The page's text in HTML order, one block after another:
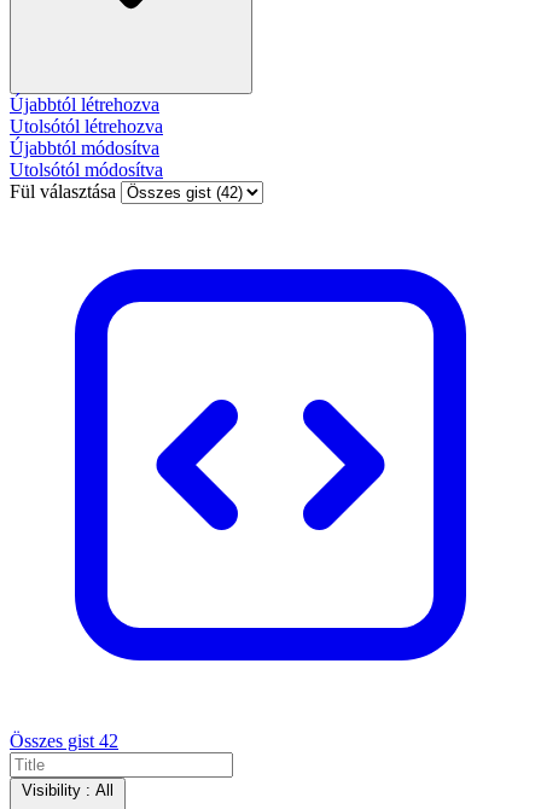
Újabbtól létrehozva
Utolsótól létrehozva
Újabbtól módosítva
Utolsótól módosítva
Fül választása
Összes gist 42
Visibility : All